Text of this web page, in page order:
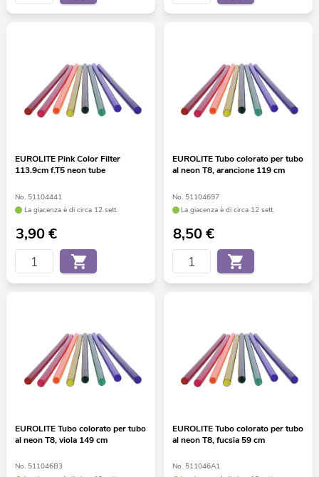
EUROLITE Pink Color Filter
113.9cm f.T5 neon tube
No. 51104441
La giacenza è di circa 12 sett.
3,90€
EUROLITE Tubo colorato per tubo
al neon T8, arancione 119 cm
No. 51104697
La giacenza è di circa 12 sett.
8,50€
EUROLITE Tubo colorato per tubo
al neon T8, viola 149 cm
No. 511046B3
EUROLITE Tubo colorato per tubo
al neon T8, fucsia 59 cm
No. 511046A1